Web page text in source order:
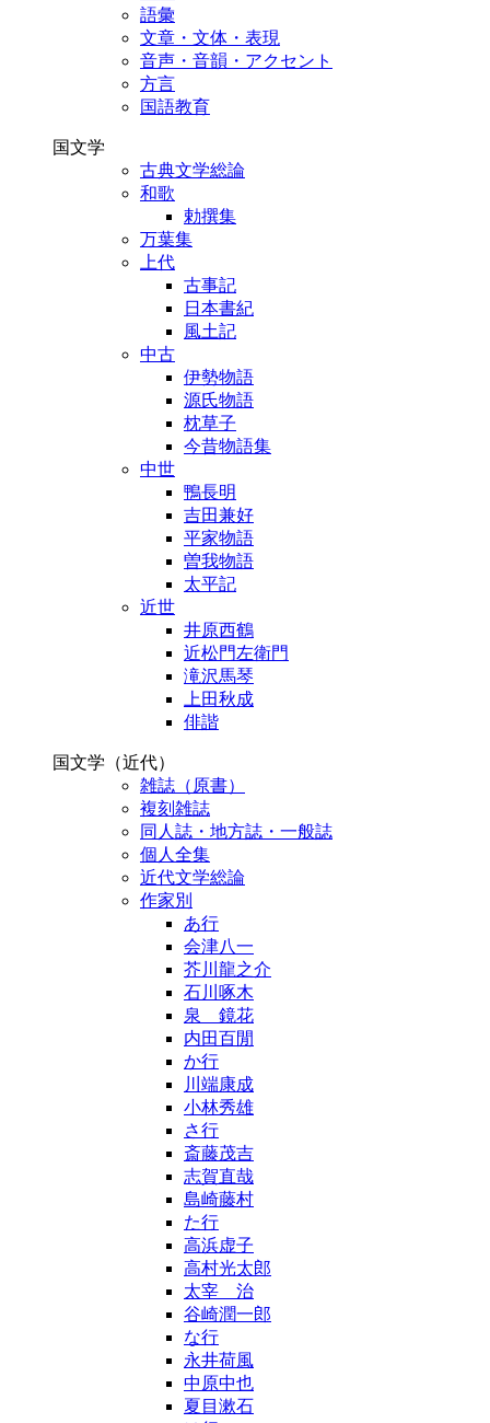
語彙
文章・文体・表現
音声・音韻・アクセント
方言
国語教育
国文学
古典文学総論
和歌
勅撰集
万葉集
上代
古事記
日本書紀
風土記
中古
伊勢物語
源氏物語
枕草子
今昔物語集
中世
鴨長明
吉田兼好
平家物語
曽我物語
太平記
近世
井原西鶴
近松門左衛門
滝沢馬琴
上田秋成
俳諧
国文学（近代）
雑誌（原書）
複刻雑誌
同人誌・地方誌・一般誌
個人全集
近代文学総論
作家別
あ行
会津八一
芥川龍之介
石川啄木
泉 鏡花
内田百閒
か行
川端康成
小林秀雄
さ行
斎藤茂吉
志賀直哉
島崎藤村
た行
高浜虚子
高村光太郎
太宰 治
谷崎潤一郎
な行
永井荷風
中原中也
夏目漱石